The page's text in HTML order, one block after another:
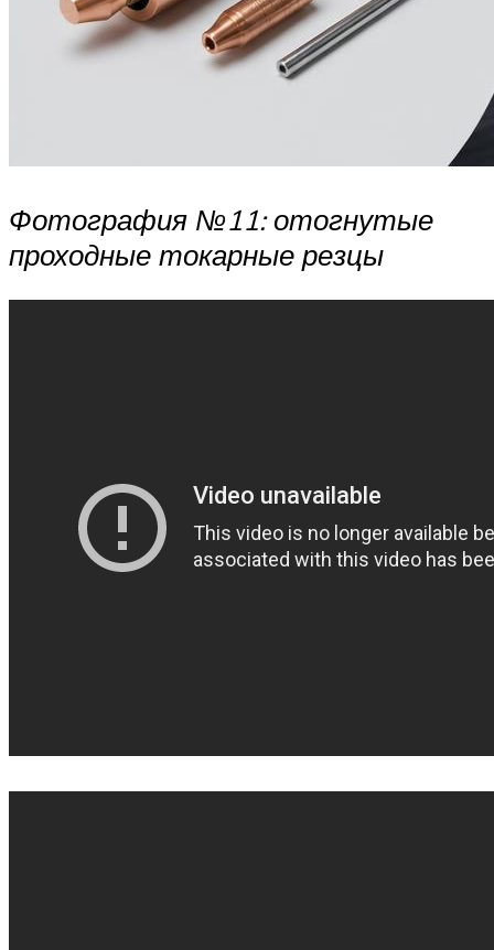
Фотография №11: отогнутые
проходные токарные резцы